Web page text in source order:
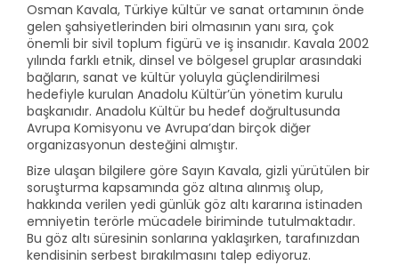
Osman Kavala, Türkiye kültür ve sanat ortamının önde
gelen şahsiyetlerinden biri olmasının yanı sıra, çok
önemli bir sivil toplum figürü ve iş insanıdır. Kavala 2002
yılında farklı etnik, dinsel ve bölgesel gruplar arasındaki
bağların, sanat ve kültür yoluyla güçlendirilmesi
hedefiyle kurulan Anadolu Kültür’ün yönetim kurulu
başkanıdır. Anadolu Kültür bu hedef doğrultusunda
Avrupa Komisyonu ve Avrupa’dan birçok diğer
organizasyonun desteğini almıştır.
Bize ulaşan bilgilere göre Sayın Kavala, gizli yürütülen bir
soruşturma kapsamında göz altına alınmış olup,
hakkında verilen yedi günlük göz altı kararına istinaden
emniyetin terörle mücadele biriminde tutulmaktadır.
Bu göz altı süresinin sonlarına yaklaşırken, tarafınızdan
kendisinin serbest bırakılmasını talep ediyoruz.